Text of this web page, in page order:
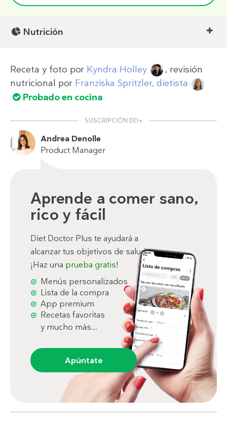
Nutrición
Receta y foto por Kyndra Holley
, revisión
nutricional por Franziska Spritzler, dietista
Probado en cocina
SUSCRIPCIÓN DD+
Andrea Denolle
Product Manager
Aprende a comer sano,
rico y fácil
Diet Doctor Plus te ayudará a
alcanzar tus objetivos de salud.
¡Haz una prueba gratis!
Menús personalizados
Lista de la compra
App premium
Recetas favoritas
y mucho más...
Apúntate